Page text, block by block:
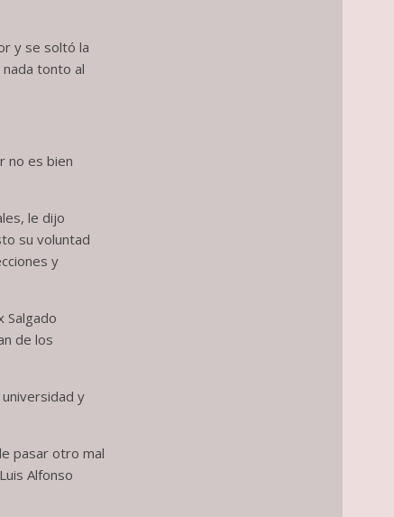
y se soltó la
tonto al
no es bien
le dijo
su voluntad
y
Salgado
de los
y
pasar otro mal
Alfonso